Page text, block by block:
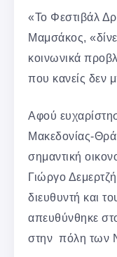
«Το Φεστιβάλ
Μαμσάκος,
κοινωνικά
που κανείς δεν
Αφού
Μακεδονίας-
σημαντική
Γιώργο
διευθυντή και
απευθύνθηκε
στην πόλη των